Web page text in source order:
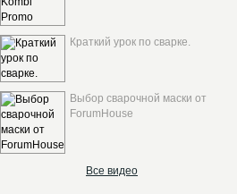
Краткий урок по сварке.
Выбор сварочной маски от
ForumHouse
Все видео